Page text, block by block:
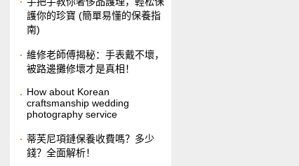
護你的珍寶 (簡單易懂的保養指
南)
維修老師傅揭秘：手表戴不壞，
被路邊攤修壞才是真相！
How about Korean
craftsmanship wedding
photography service
​蒂芙尼項鏈保養收費嗎？多少
錢？全面解析！